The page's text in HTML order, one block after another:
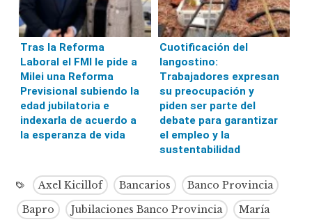
Tras la Reforma
Laboral el FMI le pide a
Milei una Reforma
Previsional subiendo la
edad jubilatoria e
indexarla de acuerdo a
la esperanza de vida
Cuotificación del
langostino:
Trabajadores expresan
su preocupación y
piden ser parte del
debate para garantizar
el empleo y la
sustentabilidad
Axel Kicillof Bancarios
Banco Provincia
Bapro
Jubilaciones Banco Provincia
María